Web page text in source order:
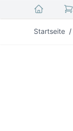
Startseite /